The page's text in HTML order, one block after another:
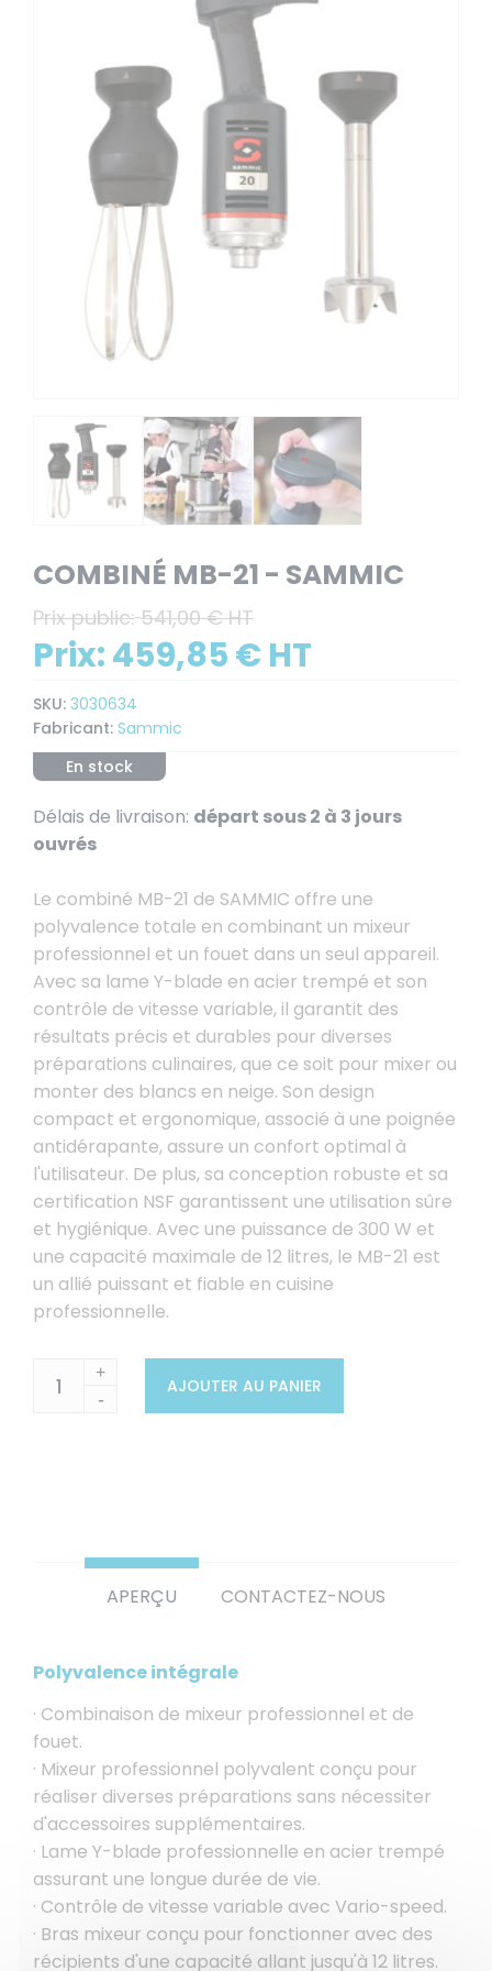
COMBINÉ MB-21 - SAMMIC
Prix public: 541,00 € HT
Prix:459,85 € HT
SKU: 3030634
Fabricant: Sammic
En stock
Délais de livraison: départ sous 2 à 3 jours
ouvrés
Le combiné MB-21 de SAMMIC offre une
polyvalence totale en combinant un mixeur
professionnel et un fouet dans un seul appareil.
Avec sa lame Y-blade en acier trempé et son
contrôle de vitesse variable, il garantit des
résultats précis et durables pour diverses
préparations culinaires, que ce soit pour mixer ou
monter des blancs en neige. Son design
compact et ergonomique, associé à une poignée
antidérapante, assure un confort optimal à
l'utilisateur. De plus, sa conception robuste et sa
certification NSF garantissent une utilisation sûre
et hygiénique. Avec une puissance de 300 W et
une capacité maximale de 12 litres, le MB-21 est
un allié puissant et fiable en cuisine
professionnelle.
+
-
AJOUTER AU PANIER
APERÇU CONTACTEZ-NOUS
Polyvalence intégrale
· Combinaison de mixeur professionnel et de
fouet.
· Mixeur professionnel polyvalent conçu pour
réaliser diverses préparations sans nécessiter
d'accessoires supplémentaires.
· Lame Y-blade professionnelle en acier trempé
assurant une longue durée de vie.
· Contrôle de vitesse variable avec Vario-speed.
· Bras mixeur conçu pour fonctionner avec des
récipients d'une capacité allant jusqu'à 12 litres.